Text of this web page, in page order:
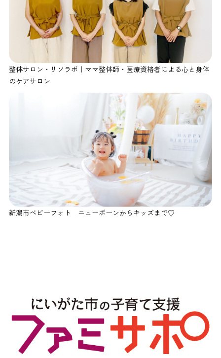
整体サロン・リソラボ｜ママ整体師・医療資格者による心と身体
のケアサロン
新潟市ベビーフォト ニューボーンからキッズまで♡